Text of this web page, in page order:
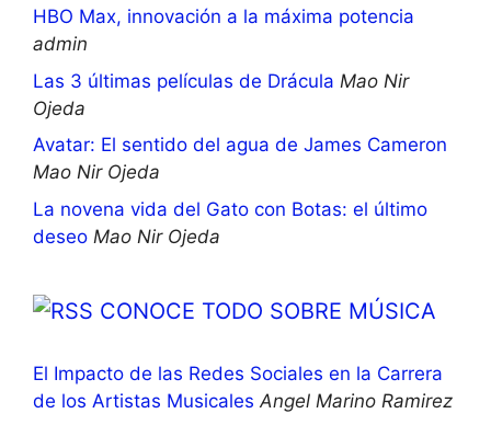
HBO Max, innovación a la máxima potencia
admin
Las 3 últimas películas de Drácula Mao Nir
Ojeda
Avatar: El sentido del agua de James Cameron
Mao Nir Ojeda
La novena vida del Gato con Botas: el último
deseo Mao Nir Ojeda
CONOCE TODO SOBRE MÚSICA
El Impacto de las Redes Sociales en la Carrera
de los Artistas Musicales Angel Marino Ramirez